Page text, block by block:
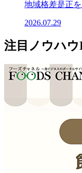
地域格差是正
2026.07.29
注目ノウハ